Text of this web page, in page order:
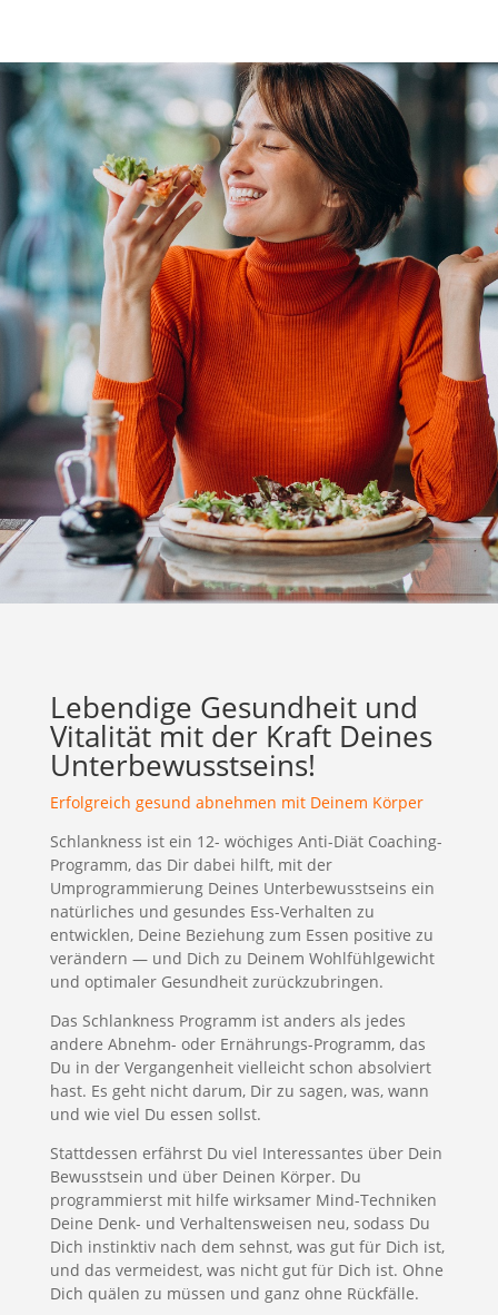
Lebendige Gesundheit und
Vitalität mit der Kraft Deines
Unterbewusstseins!
Erfolgreich gesund abnehmen mit Deinem Körper
Schlankness ist ein 12- wöchiges Anti-Diät Coaching-
Programm, das Dir dabei hilft, mit der
Umprogrammierung Deines Unterbewusstseins ein
natürliches und gesundes Ess-Verhalten zu
entwicklen, Deine Beziehung zum Essen positive zu
verändern — und Dich zu Deinem Wohlfühlgewicht
und optimaler Gesundheit zurückzubringen.
Das Schlankness Programm ist anders als jedes
andere Abnehm- oder Ernährungs-Programm, das
Du in der Vergangenheit vielleicht schon absolviert
hast. Es geht nicht darum, Dir zu sagen, was, wann
und wie viel Du essen sollst.
Stattdessen erfährst Du viel Interessantes über Dein
Bewusstsein und über Deinen Körper. Du
programmierst mit hilfe wirksamer Mind-Techniken
Deine Denk- und Verhaltensweisen neu, sodass Du
Dich instinktiv nach dem sehnst, was gut für Dich ist,
und das vermeidest, was nicht gut für Dich ist. Ohne
Dich quälen zu müssen und ganz ohne Rückfälle.